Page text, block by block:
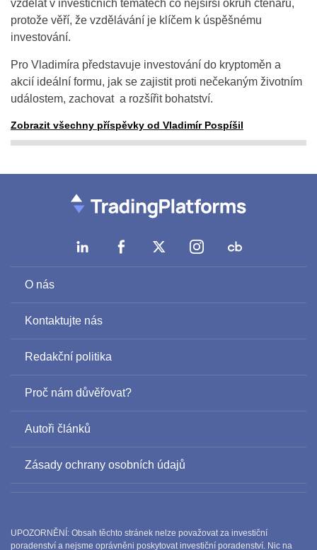
vzdělat v investičních tématech co nejširší okruh čtenářů,
protože věří, že vzdělávání je klíčem k úspěšnému
investování.
Pro Vladimíra představuje investování do kryptoměn a
akcií ideální formu, jak se zajistit proti nečekaným životním
událostem, zachovat a rozšířit bohatství.
Zobrazit všechny příspěvky od Vladimír Pospíšil
O nás
Kontaktujte nás
Redakční politika
Proč nám důvěřovat?
Autoři článků
Zásady ochrany osobních údajů
UPOZORNĚNÍ: Obsah těchto stránek nelze považovat za investiční
poradenství a nejsme oprávněni poskytovat investiční poradenství. Nic na